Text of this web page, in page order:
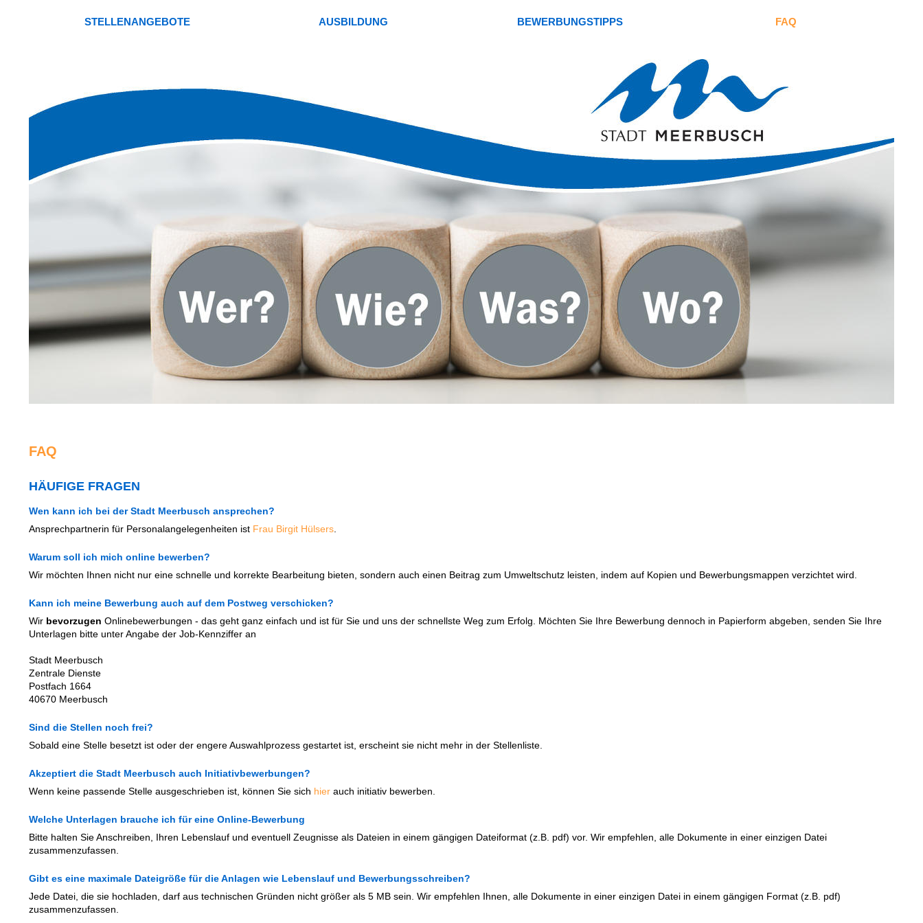
STELLENANGEBOTE AUSBILDUNG BEWERBUNGSTIPPS FAQ
FAQ
HÄUFIGE FRAGEN
Wen kann ich bei der Stadt Meerbusch ansprechen?
Ansprechpartnerin für Personalangelegenheiten ist Frau Birgit Hülsers
Warum soll ich mich online bewerben?
Wir möchten Ihnen nicht nur eine schnelle und korrekte Bearbeitung bieten, sondern auch einen Beitrag zum Umweltschutz leisten, indem auf Kopien und Bewerbungsmappen verzichtet wird.
Kann ich meine Bewerbung auch auf dem Postweg verschicken?
Wir bevorzugen Onlinebewerbungen - das geht ganz einfach und ist für Sie und uns der schnellste Weg zum Erfolg. Möchten Sie Ihre Bewerbung dennoch in Papierform abgeben, senden Sie Ihre
Unterlagen bitte unter Angabe der Job-Kennziffer an
Stadt Meerbusch
Zentrale Dienste
Postfach 1664
40670 Meerbusch
Sind die Stellen noch frei?
Sobald eine Stelle besetzt ist oder der engere Auswahlprozess gestartet ist, erscheint sie nicht mehr in der Stellenliste.
Akzeptiert die Stadt Meerbusch auch Initiativbewerbungen?
Wenn keine passende Stelle ausgeschrieben ist, können Sie sich hier auch initiativ bewerben.
Welche Unterlagen brauche ich für eine Online-Bewerbung
Bitte halten Sie Anschreiben, Ihren Lebenslauf und eventuell Zeugnisse als Dateien in einem gängigen Dateiformat (z.B. pdf) vor. Wir empfehlen, alle Dokumente in einer einzigen Datei
zusammenzufassen.
Gibt es eine maximale Dateigröße für die Anlagen wie Lebenslauf und Bewerbungsschreiben?
Jede Datei, die sie hochladen, darf aus technischen Gründen nicht größer als 5 MB sein. Wir empfehlen Ihnen, alle Dokumente in einer einzigen Datei in einem gängigen Format (z.B. pdf)
zusammenzufassen.